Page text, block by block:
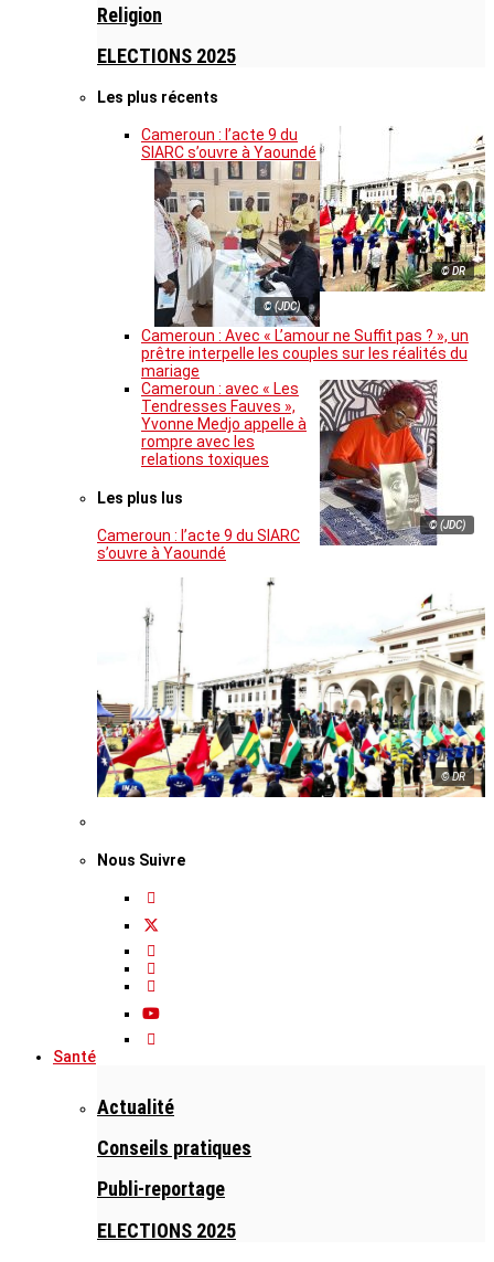
Religion
ELECTIONS 2025
Les plus récents
© DR
Cameroun : l’acte 9 du
SIARC s’ouvre à Yaoundé
© (JDC)
Cameroun : Avec « L’amour ne Suffit pas ? », un
prêtre interpelle les couples sur les réalités du
mariage
© (JDC)
Cameroun : avec « Les
Tendresses Fauves »,
Yvonne Medjo appelle à
rompre avec les
relations toxiques
Les plus lus
Cameroun : l’acte 9 du SIARC
s’ouvre à Yaoundé
© DR
Nous Suivre
Santé
Actualité
Conseils pratiques
Publi-reportage
ELECTIONS 2025